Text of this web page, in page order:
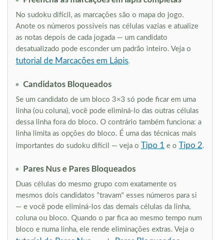
No sudoku difícil, as marcações são o mapa do jogo.
Anote os números possíveis nas células vazias e atualize
as notas depois de cada jogada — um candidato
desatualizado pode esconder um padrão inteiro. Veja o
tutorial de Marcações em Lápis.
Candidatos Bloqueados
Se um candidato de um bloco 3×3 só pode ficar em uma
linha (ou coluna), você pode eliminá-lo das outras células
dessa linha fora do bloco. O contrário também funciona: a
linha limita as opções do bloco. É uma das técnicas mais
importantes do sudoku difícil — veja o Tipo 1 e o Tipo 2.
Pares Nus e Pares Bloqueados
Duas células do mesmo grupo com exatamente os
mesmos dois candidatos "travam" esses números para si
— e você pode eliminá-los das demais células da linha,
coluna ou bloco. Quando o par fica ao mesmo tempo num
bloco e numa linha, ele rende eliminações extras. Veja o